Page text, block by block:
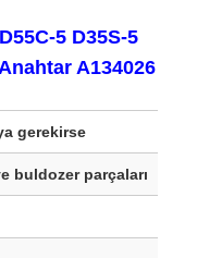
5 D35S-5
A134026
gerekirse
buldozer parçaları